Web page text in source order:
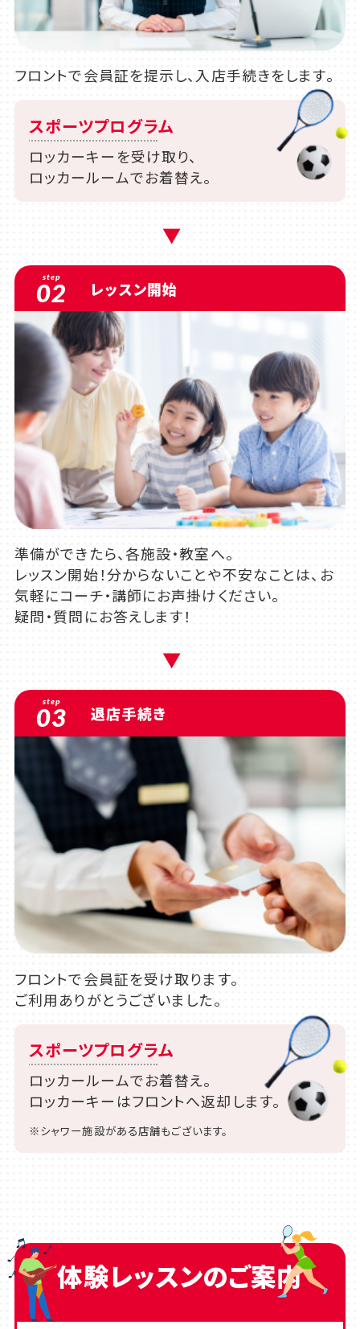
フロントで会員証を提示し、入店手続きをします。
スポーツプログラム
ロッカーキーを受け取り、
ロッカールームでお着替え。
step
02 レッスン開始
準備ができたら、各施設・教室へ。
レッスン開始！分からないことや不安なことは、お
気軽にコーチ・講師にお声掛けください。
疑問・質問にお答えします！
step
03 退店手続き
フロントで会員証を受け取ります。
ご利用ありがとうございました。
スポーツプログラム
ロッカールームでお着替え。
ロッカーキーはフロントへ返却します。
※シャワー施設がある店舗もございます。
体験レッスンのご案内